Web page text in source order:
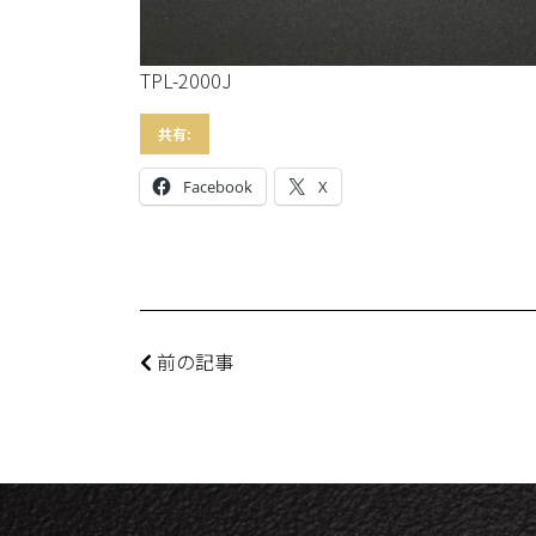
TPL-2000J
共有:
Facebook X
前の記事